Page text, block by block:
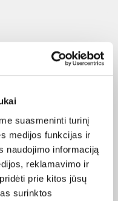
suasmeninti turinį
medijos funkcijas ir
naudojimo informaciją
reklamavimo ir
prie kitos jūsų
surinktos
apie prekes
juos daug metų. Ačiū